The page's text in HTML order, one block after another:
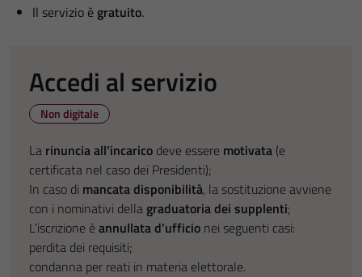
Il servizio è gratuito.
Accedi al servizio
Non digitale
La rinuncia all’incarico deve essere motivata (e
certificata nel caso dei Presidenti);
In caso di mancata disponibilità, la sostituzione avviene
con i nominativi della graduatoria dei supplenti;
L’iscrizione èannullata d’ufficio nei seguenti casi:
perdita dei requisiti;
condanna per reati in materia elettorale.